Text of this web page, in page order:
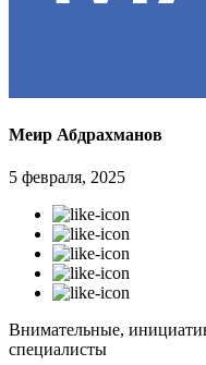
Меир Абдрахманов
5 февраля, 2025
Внимательные,
специалисты